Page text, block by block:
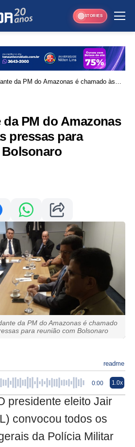
STORIES
da PM do Amazonas é chamado às
PM do Amazonas
pressas para
da PM do Amazonas é chamado
para reunião com Bolsonaro
readme
0:00 1.0x
presidente eleito Jair
convocou todos os
da Polícia Militar